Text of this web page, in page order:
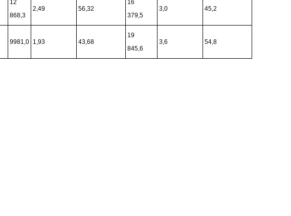
12
868,3
2,49 56,32
16
379,5
3,0 45,2
9981,0 1,93 43,68
19
845,6
3,6 54,8